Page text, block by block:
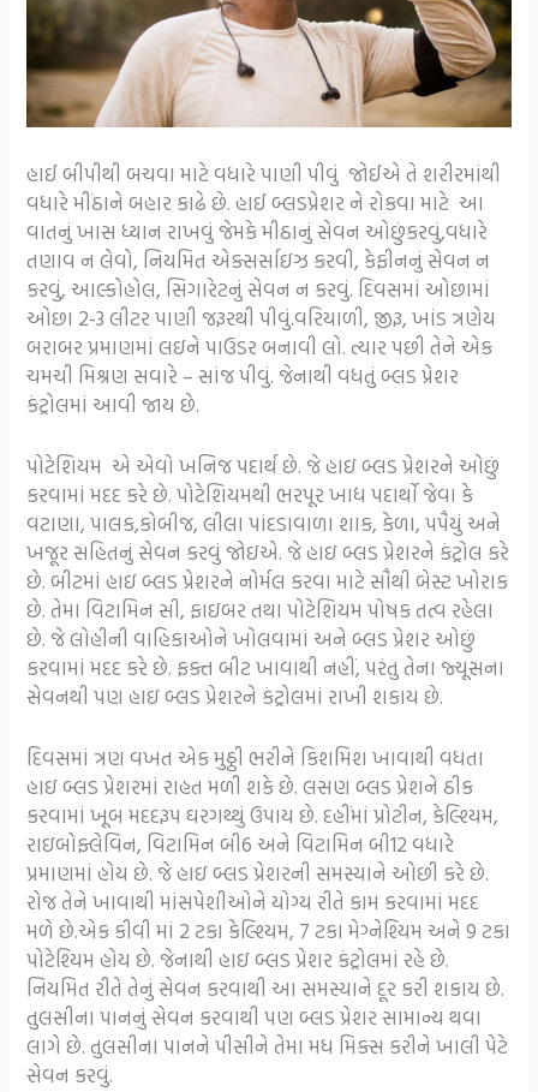
હાઈ બીપીથી બચવા માટે વધારે પાણી પીવું જોઈએ તે શરીરમાંથી
વધારે મીંઠાને બહાર કાઢે છે. હાઈ બ્લડપ્રેશર ને રોકવા માટે આ
વાતનું ખાસ ધ્યાન રાખવું જેમકે મીઠાનું સેવન ઓછુંકરવું,વધારે
તણાવ ન લેવો, નિયમિત એક્સર્સાઇઝ કરવી, કેફીનનું સેવન ન
કરવું, આલ્કોહોલ, સિગારેટનું સેવન ન કરવું. દિવસમાં ઓછામાં
ઓછા 2-3 લીટર પાણી જરૂરથી પીવું.વરિયાળી, જીરૂ, ખાંડ ત્રણેય
બરાબર પ્રમાણમાં લઇને પાઉડર બનાવી લો. ત્યાર પછી તેને એક
ચમચી મિશ્રણ સવારે – સાંજ પીવું. જેનાથી વધતું બ્લડ પ્રેશર
કંટ્રોલમાં આવી જાય છે.
પોટેશિયમ એ એવો ખનિજ પદાર્થ છે. જે હાઇ બ્લડ પ્રેશરને ઓછું
કરવામાં મદદ કરે છે. પોટેશિયમથી ભરપૂર ખાદ્ય પદાર્થો જેવા કે
વટાણા, પાલક,કોબીજ, લીલા પાંદડાવાળા શાક, કેળા, પપૈયું અને
ખજૂર સહિતનું સેવન કરવું જોઇએ. જે હાઇ બ્લડ પ્રેશરને કંટ્રોલ કરે
છે. બીટમાં હાઇ બ્લડ પ્રેશરને નોર્મલ કરવા માટે સૌથી બેસ્ટ ખોરાક
છે. તેમા વિટામિન સી, ફાઇબર તથા પોટેશિયમ પોષક તત્વ રહેલા
છે. જે લોહીની વાહિકાઓને ખોલવામાં અને બ્લડ પ્રેશર ઓછું
કરવામાં મદદ કરે છે. ફક્ત બીટ ખાવાથી નહીં, પરંતુ તેના જ્યૂસના
સેવનથી પણ હાઇ બ્લડ પ્રેશરને કંટ્રોલમાં રાખી શકાય છે.
દિવસમાં ત્રણ વખત એક મુઠ્ઠી ભરીને કિશમિશ ખાવાથી વધતા
હાઇ બ્લડ પ્રેશરમાં રાહત મળી શકે છે. લસણ બ્લડ પ્રેશને ઠીક
કરવામાં ખૂબ મદદરૂપ ઘરગથ્થું ઉપાય છે. દહીંમાં પ્રોટીન, કેલ્શ્યિમ,
રાઇબોફ્લેવિન, વિટામિન બી6 અને વિટામિન બી12 વધારે
પ્રમાણમાં હોય છે. જે હાઇ બ્લડ પ્રેશરની સમસ્યાને ઓછી કરે છે.
રોજ તેને ખાવાથી માંસપેશીઓને યોગ્ય રીતે કામ કરવામાં મદદ
મળે છે.એક કીવી માં 2 ટકા કેલ્શ્યિમ, 7 ટકા મેગ્નેશ્યિમ અને 9 ટકા
પોટેશ્યિમ હોય છે. જેનાથી હાઇ બ્લડ પ્રેશર કંટ્રોલમાં રહે છે.
નિયમિત રીતે તેનું સેવન કરવાથી આ સમસ્યાને દૂર કરી શકાય છે.
તુલસીના પાનનું સેવન કરવાથી પણ બ્લડ પ્રેશર સામાન્ય થવા
લાગે છે. તુલસીના પાનને પીસીને તેમા મધ મિક્સ કરીને ખાલી પેટે
સેવન કરવું.